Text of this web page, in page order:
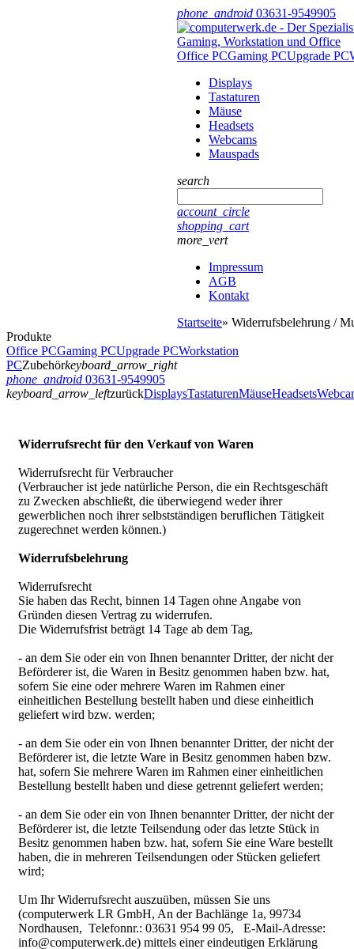
phone_android 03631-9549905
Office PCGaming PCUpgrade PC
Displays
Tastaturen
Mäuse
Headsets
Webcams
Mauspads
search
account_circle
shopping_cart
more_vert
Impressum
AGB
Kontakt
Startseite» Widerrufsbelehrung /
Produkte
Office PCGaming PCUpgrade PCWorkstation
PCZubehörkeyboard_arrow_right
phone_android 03631-9549905
keyboard_arrow_leftzurückDisplaysTastaturenMäuseHeadsets
Widerrufsrecht für den Verkauf von Waren
Widerrufsrecht für Verbraucher
(Verbraucher ist jede natürliche Person, die ein Rechtsgeschäft
zu Zwecken abschließt, die überwiegend weder ihrer
gewerblichen noch ihrer selbstständigen beruflichen Tätigkeit
zugerechnet werden können.)
Widerrufsbelehrung
Widerrufsrecht
Sie haben das Recht, binnen 14 Tagen ohne Angabe von
Gründen diesen Vertrag zu widerrufen.
Die Widerrufsfrist beträgt 14 Tage ab dem Tag,
- an dem Sie oder ein von Ihnen benannter Dritter, der nicht der
Beförderer ist, die Waren in Besitz genommen haben bzw. hat,
sofern Sie eine oder mehrere Waren im Rahmen einer
einheitlichen Bestellung bestellt haben und diese einheitlich
geliefert wird bzw. werden;
- an dem Sie oder ein von Ihnen benannter Dritter, der nicht der
Beförderer ist, die letzte Ware in Besitz genommen haben bzw.
hat, sofern Sie mehrere Waren im Rahmen einer einheitlichen
Bestellung bestellt haben und diese getrennt geliefert werden;
- an dem Sie oder ein von Ihnen benannter Dritter, der nicht der
Beförderer ist, die letzte Teilsendung oder das letzte Stück in
Besitz genommen haben bzw. hat, sofern Sie eine Ware bestellt
haben, die in mehreren Teilsendungen oder Stücken geliefert
wird;
Um Ihr Widerrufsrecht auszuüben, müssen Sie uns
(computerwerk LR GmbH, An der Bachlänge 1a, 99734
Nordhausen, Telefonnr.: 03631 954 99 05, E-Mail-Adresse:
info@computerwerk.de) mittels einer eindeutigen Erklärung